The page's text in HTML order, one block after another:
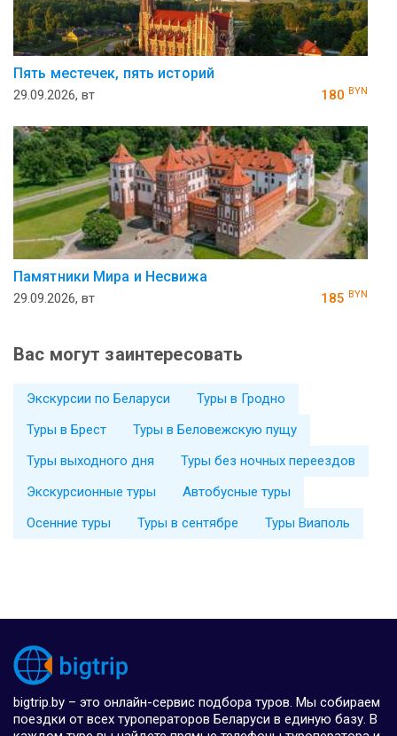
Пять местечек, пять историй
29.09.2026, вт 180 BYN
Памятники Мира и Несвижа
29.09.2026, вт 185 BYN
Вас могут заинтересовать
Экскурсии по Беларуси
Туры в Гродно
Туры в Брест
Туры в Беловежскую пущу
Туры выходного дня
Туры без ночных переездов
Экскурсионные туры
Автобусные туры
Осенние туры
Туры в сентябре Туры Виаполь
bigtrip.by – это онлайн-сервис подбора туров. Мы собираем
поездки от всех туроператоров Беларуси в единую базу. В